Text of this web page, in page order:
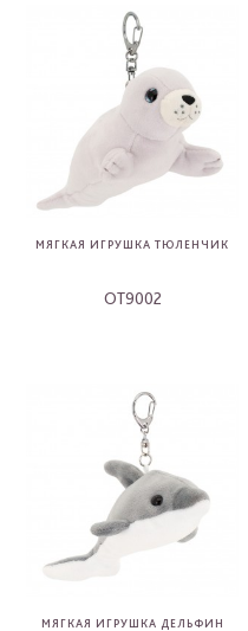
МЯГКАЯ ИГРУШКА ТЮЛЕНЧИК
OT9002
МЯГКАЯ ИГРУШКА ДЕЛЬФИН